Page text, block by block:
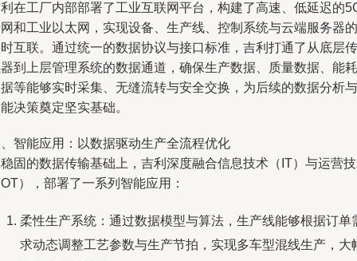
在工厂内部部署了工业互联网平台，构建了高速、低延迟的
和工业以太网，实现设备、生产线、控制系统与云端服务器的
互联。通过统一的数据协议与接口标准，吉利打通了从底层传
到上层管理系统的数据通道，确保生产数据、质量数据、能耗
等能够实时采集、无缝流转与安全交换，为后续的数据分析与
决策奠定坚实基础。
智能应用：以数据驱动生产全流程优化
固的数据传输基础上，吉利深度融合信息技术（IT）与运营
），部署了一系列智能应用：
柔性生产系统：通过数据模型与算法，生产线能够根据订单
求动态调整工艺参数与生产节拍，实现多车型混线生产，大